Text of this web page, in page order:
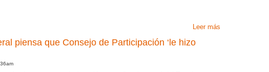
Leer más
piensa que Consejo de Participación ‘le hizo